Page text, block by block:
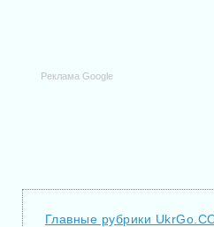
Реклама Google
Главные рубрики